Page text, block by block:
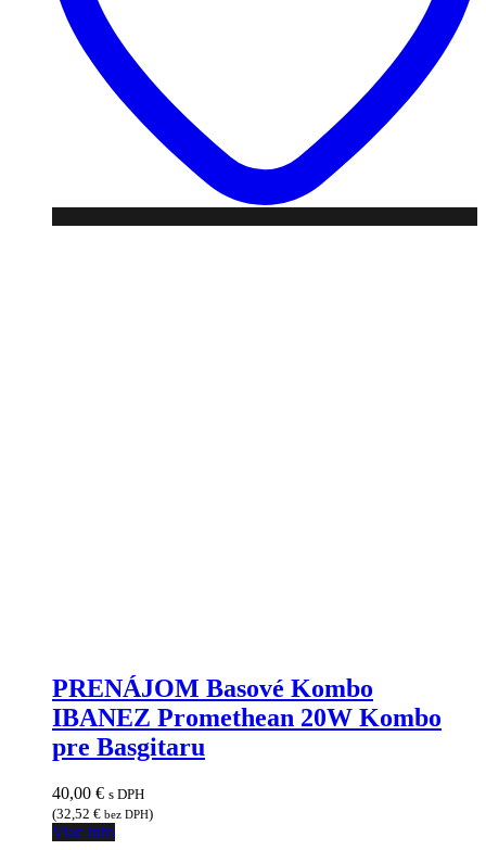
PRENÁJOM Basové Kombo
IBANEZ Promethean 20W Kombo
pre Basgitaru
40,00 € s DPH
(32,52 € bez DPH)
Viac info